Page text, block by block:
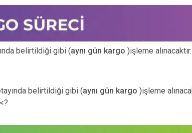
belirtildiği gibi (aynı gün kargo )işleme
belirtildiği gibi (aynı gün kargo )işleme